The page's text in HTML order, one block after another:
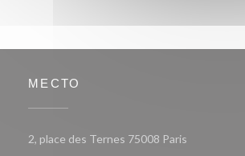
МЕСТО
2, place des Ternes 75008 Paris